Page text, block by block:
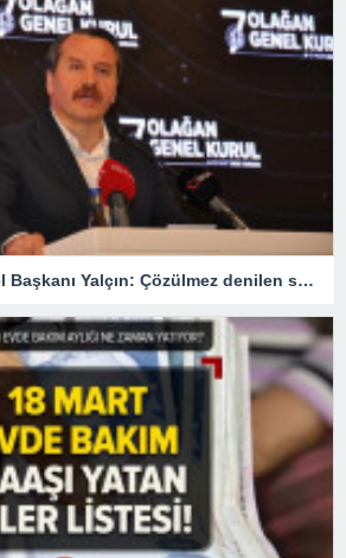
Eğitim Bir-Sen Genel Başkanı Yalçın: Çözülmez denilen sorunları çözdük – Son Haberler